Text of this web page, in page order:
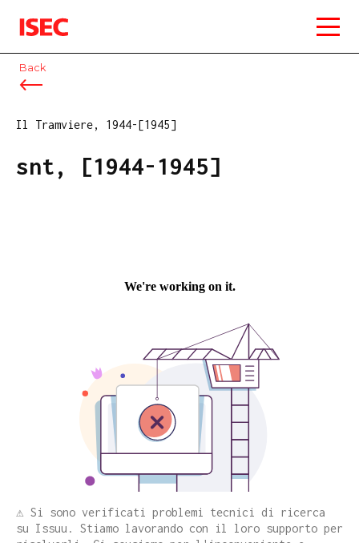
ISEC
Back
Il Tramviere, 1944-[1945]
snt, [1944-1945]
⚠️ Si sono verificati problemi tecnici di ricerca
su Issuu. Stiamo lavorando con il loro supporto per